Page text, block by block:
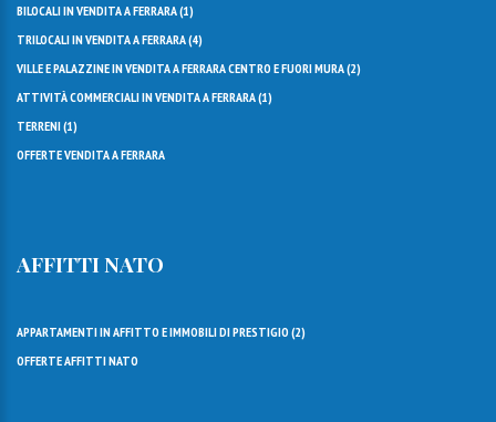
BILOCALI IN VENDITA A FERRARA (1)
TRILOCALI IN VENDITA A FERRARA (4)
VILLE E PALAZZINE IN VENDITA A FERRARA CENTRO E FUORI MURA (2)
ATTIVITÀ COMMERCIALI IN VENDITA A FERRARA (1)
TERRENI (1)
OFFERTE VENDITA A FERRARA
AFFITTI NATO
APPARTAMENTI IN AFFITTO E IMMOBILI DI PRESTIGIO (2)
OFFERTE AFFITTI NATO